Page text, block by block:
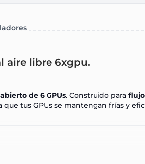
aire libre 6xgpu.
de 6 GPUs. Construido para
que tus GPUs se mantengan frías y